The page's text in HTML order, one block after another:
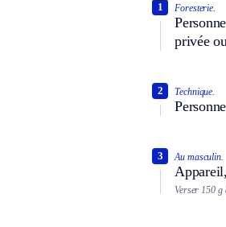
Foresterie.
privée
1
Technique.
2
Au masculin.
3
Verser 150 g